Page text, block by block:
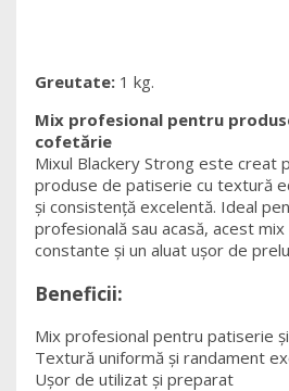
Greutate: 1 kg.
Mix profesional pentru
cofetărie
Mixul Blackery Strong este creat
produse de patiserie cu textură
și consistență excelentă. Ideal
profesională sau acasă, acest
constante și un aluat ușor de
Beneficii:
Mix profesional pentru patiserie
Textură uniformă și randament
Ușor de utilizat și preparat